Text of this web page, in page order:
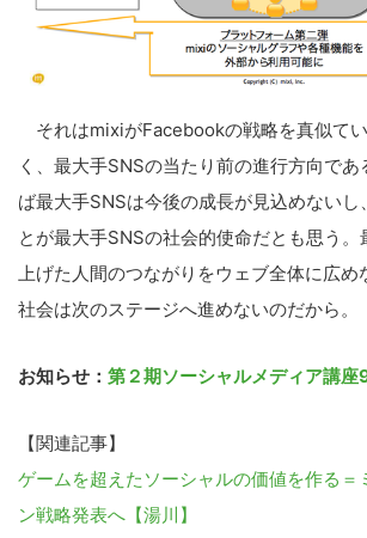
それはmixiがFacebookの戦略を真似て
く、最大手SNSの当たり前の進行方向で
ば最大手SNSは今後の成長が見込めないし
とが最大手SNSの社会的使命だとも思う。
上げた人間のつながりをウェブ全体に広め
社会は次のステージへ進めないのだから。
お知らせ： 第２期ソーシャルメディア講
【関連記事】
ゲームを超えたソーシャルの価値を作る＝
ン戦略発表へ【湯川】